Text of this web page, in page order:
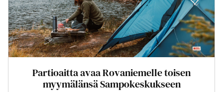
Partioaitta avaa Rovaniemelle toisen
myymälänsä Sampokeskukseen